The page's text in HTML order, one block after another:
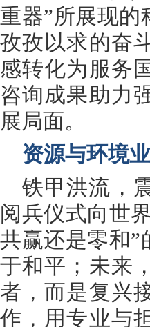
重器”所展现的
孜孜以求的奋
感转化为服务
咨询成果助力
展局面。
资源与环境
铁甲洪流，
阅兵仪式向世
共赢还是零和”
于和平；未来
者，而是复兴
作，用专业与